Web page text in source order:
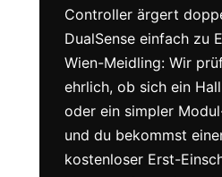
Controller ärgert
DualSense einfach zu
Wien-Meidling: Wir
ehrlich, ob sich ein
oder ein simpler
und du bekommst
kostenloser Erst-